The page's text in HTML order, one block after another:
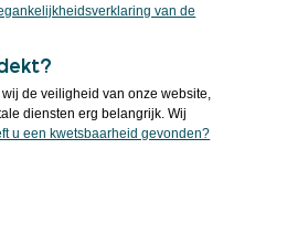
van de
de veiligheid van onze website,
diensten erg belangrijk. Wij
u een kwetsbaarheid gevonden?